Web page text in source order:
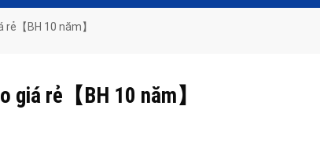
【BH 10 năm】
giá rẻ【BH 10 năm】